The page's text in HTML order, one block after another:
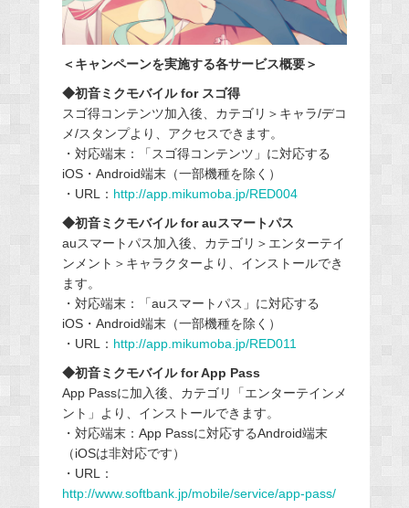
＜キャンペーンを実施する各サービス概要＞
◆初音ミクモバイル for スゴ得
スゴ得コンテンツ加入後、カテゴリ＞キャラ/デコ
メ/スタンプより、アクセスできます。
・対応端末：「スゴ得コンテンツ」に対応する
iOS・Android端末（一部機種を除く）
・URL： http://app.mikumoba.jp/RED004
◆初音ミクモバイル for auスマートパス
auスマートパス加入後、カテゴリ＞エンターテイ
ンメント＞キャラクターより、インストールでき
ます。
・対応端末：「auスマートパス」に対応する
iOS・Android端末（一部機種を除く）
・URL： http://app.mikumoba.jp/RED011
◆初音ミクモバイル for App Pass
App Passに加入後、カテゴリ「エンターテインメ
ント」より、インストールできます。
・対応端末：App Passに対応するAndroid端末
（iOSは非対応です）
・URL：
http://www.softbank.jp/mobile/service/app-pass/